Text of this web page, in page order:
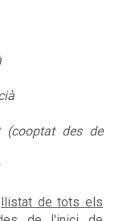
(cooptat des de
llistat de tots els